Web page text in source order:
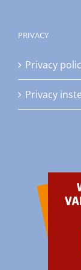
PRIVACY
Privacy
Privacy